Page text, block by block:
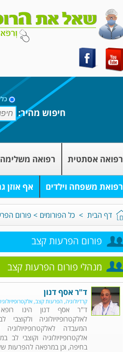
חיפוש מהיר:
רפואה אסתטית רפואה משלימה
רפואת משפחה וילדים אף אוזן
דף הבית > כל הפורומים > פורום
פורום הפרעות קצב
מנהלי פורום הפרעות קצב
ד"ר אסף דנון
קרדיולוגיה, הפרעות קצב,
ד"ר אסף דנון הינו רופא
לאלקטרופיזיולוגיה
המעבדה
אלקטרופיזיולוגיה וקוצבי לב
בחיפה, וכן במרפאה להפרעות